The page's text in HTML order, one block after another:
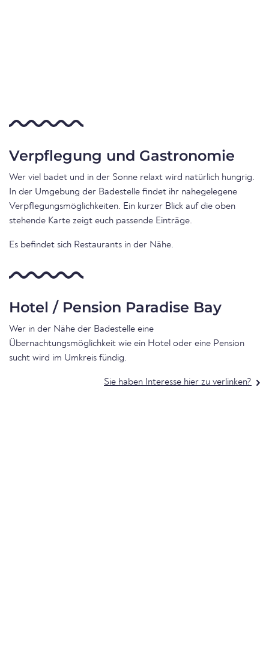
Verpflegung und Gastronomie
Wer viel badet und in der Sonne relaxt wird natürlich hungrig.
In der Umgebung der Badestelle findet ihr nahegelegene
Verpflegungsmöglichkeiten. Ein kurzer Blick auf die oben
stehende Karte zeigt euch passende Einträge.
Es befindet sich Restaurants in der Nähe.
Hotel / Pension Paradise Bay
Wer in der Nähe der Badestelle eine
Übernachtungsmöglichkeit wie ein Hotel oder eine Pension
sucht wird im Umkreis fündig.
Sie haben Interesse hier zu verlinken?